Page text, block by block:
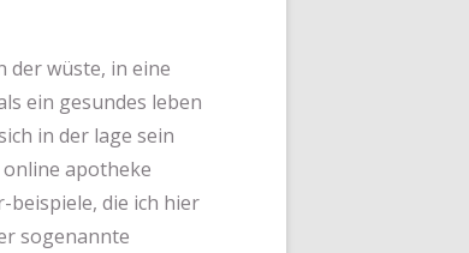
der wüste, in eine
ein gesundes leben
in der lage sein
apotheke
beispiele, die ich hier
sogenannte